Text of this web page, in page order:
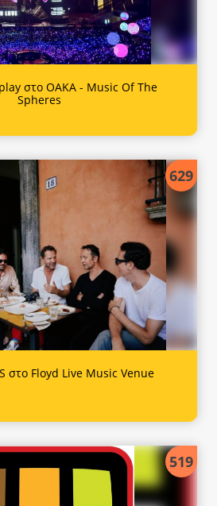
στο ΟΑΚΑ - Music Of The
Spheres
629
στο Floyd Live Music Venue
519